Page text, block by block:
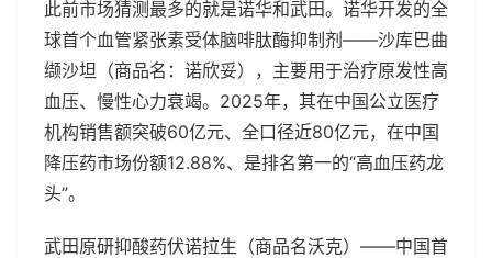
此前市场猜测最多的就是诺华和武田。诺华开发的全
球首个血管紧张素受体脑啡肽酶抑制剂——沙库巴曲
缬沙坦（商品名：诺欣妥），主要用于治疗原发性高
血压、慢性心力衰竭。2025年，其在中国公立医疗
机构销售额突破60亿元、全口径近80亿元，在中国
降压药市场份额12.88%、是排名第一的“高血压药龙
头”。
武田原研抑酸药伏诺拉生（商品名沃克）——中国首